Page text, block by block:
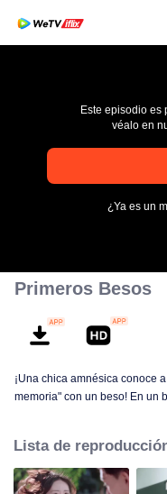
Este episodio es
véalo en
¿Ya es un
Primeros Besos
¡Una chica amnésica conoce
memoria" con un beso! En un
Lista de